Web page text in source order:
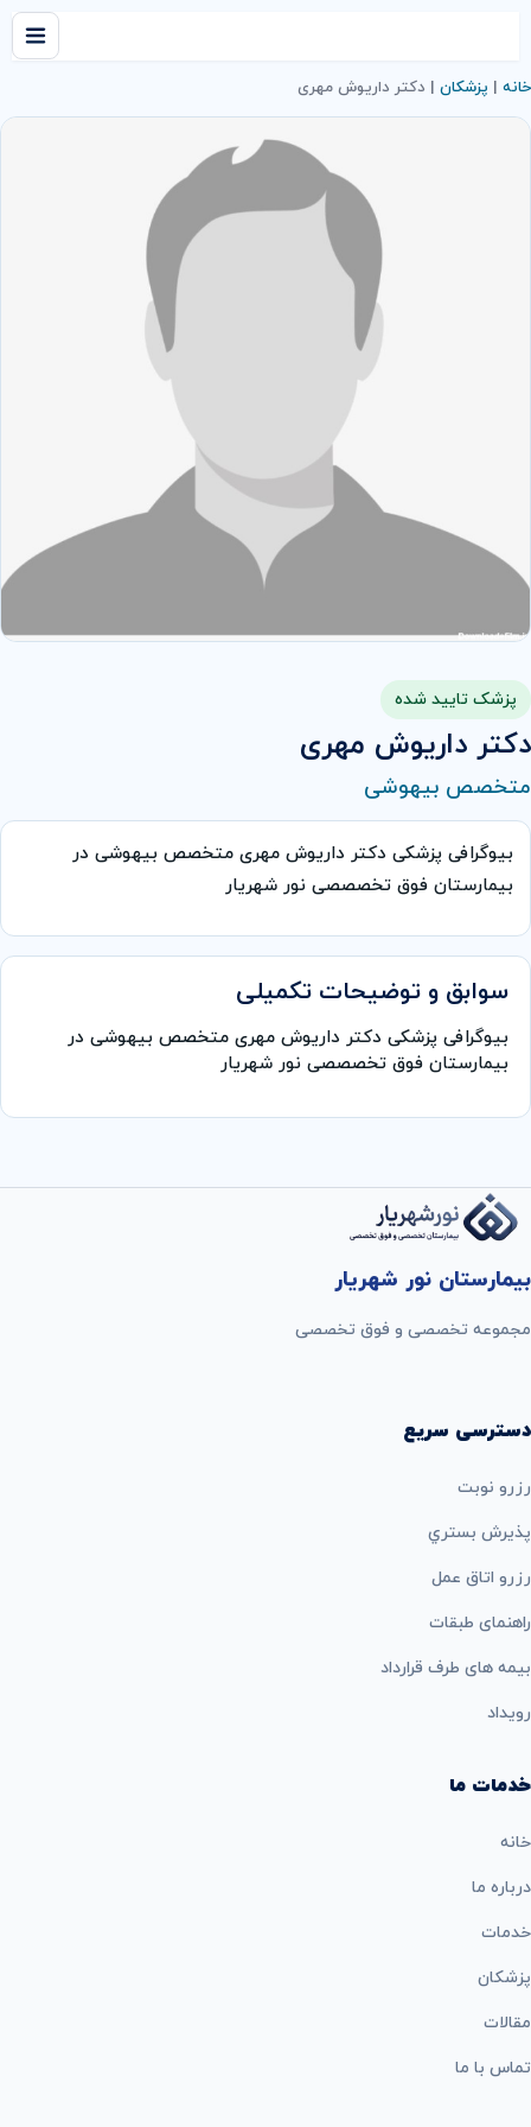
خانه | پزشکان | دکتر داریوش مهری
پزشک تایید شده
دکتر داریوش مهری
متخصص بیهوشی
بیوگرافی پزشکی دکتر داریوش مهری متخصص بیهوشی در
بیمارستان فوق تخصصصی نور شهریار
سوابق و توضیحات تکمیلی
بیوگرافی پزشکی دکتر داریوش مهری متخصص بیهوشی در
بیمارستان فوق تخصصصی نور شهریار
بیمارستان نور شهریار
مجموعه تخصصی و فوق تخصصی
دسترسی سریع
رزرو نوبت
پذيرش بستري
رزرو اتاق عمل
راهنمای طبقات
بيمه های طرف قرارداد
رویداد
خدمات ما
خانه
درباره ما
خدمات
پزشکان
مقالات
تماس با ما